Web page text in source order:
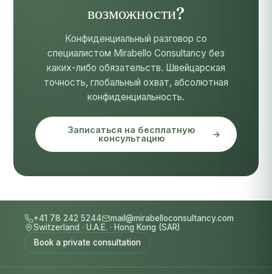
возможности?
Конфиденциальный разговор со
специалистом Mirabello Consultancy без
каких-либо обязательств. Швейцарская
точность, глобальный охват, абсолютная
конфиденциальность.
Записаться на бесплатную
консультацию
+41 78 242 5244
mail@mirabelloconsultancy.com
Switzerland · U.A.E. · Hong Kong (SAR)
Book a private consultation